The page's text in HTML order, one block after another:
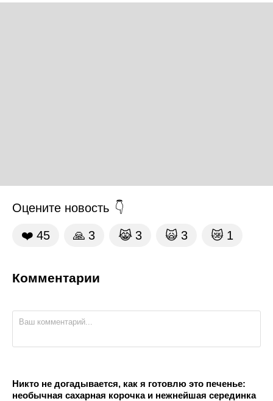
Оцените новость
❤️ 45 🙏 3 😹 3 🙀 3 😿 1
Комментарии
Никто не догадывается, как я готовлю это печенье:
необычная сахарная корочка и нежнейшая серединка